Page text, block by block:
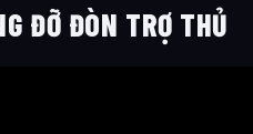
ĐỠ ĐÒN TRỢ THỦ